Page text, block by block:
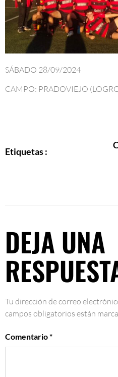
SÁBADO 28/09/2024
CAMPO: PRADOVIEJO
Etiquetas :
DEJA UNA
Tu dirección de correo
campos obligatorios están
Comentario*